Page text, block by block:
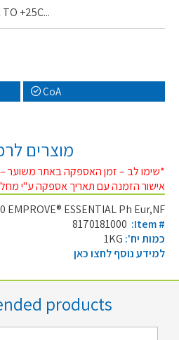
+25C...
CoA
מוצרים
*שימו לב – זמן האספקה באתר משוער
אישור הזמנה עם תאריך אספקה ע"י
ESSENTIAL Ph Eur,NF
8170181000 :Item #
כמות יח':
למידע נוסף לחצו כאן
products